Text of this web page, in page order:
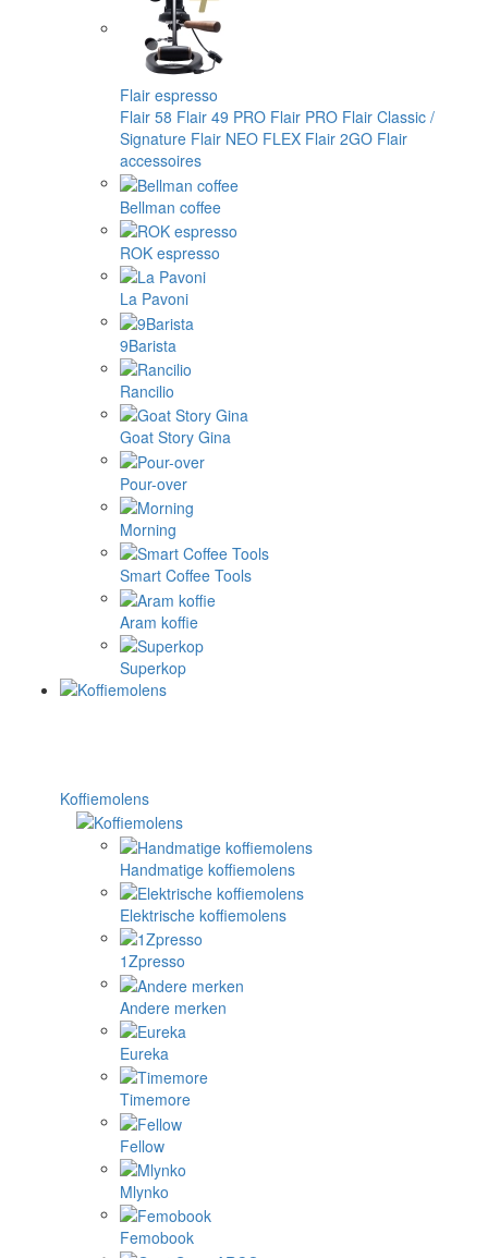
Flair espresso
Flair 58 Flair 49 PRO Flair PRO Flair Classic /
Signature Flair NEO FLEX Flair 2GO Flair
accessoires
Bellman coffee
ROK espresso
La Pavoni
9Barista
Rancilio
Goat Story Gina
Pour-over
Morning
Smart Coffee Tools
Aram koffie
Superkop
Koffiemolens
Handmatige koffiemolens
Elektrische koffiemolens
1Zpresso
Andere merken
Eureka
Timemore
Fellow
Mlynko
Femobook